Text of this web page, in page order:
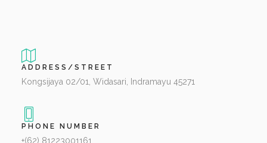
ADDRESS/STREET
Kongsijaya 02/01, Widasari, Indramayu 45271
PHONE NUMBER
+(62) 81223001161